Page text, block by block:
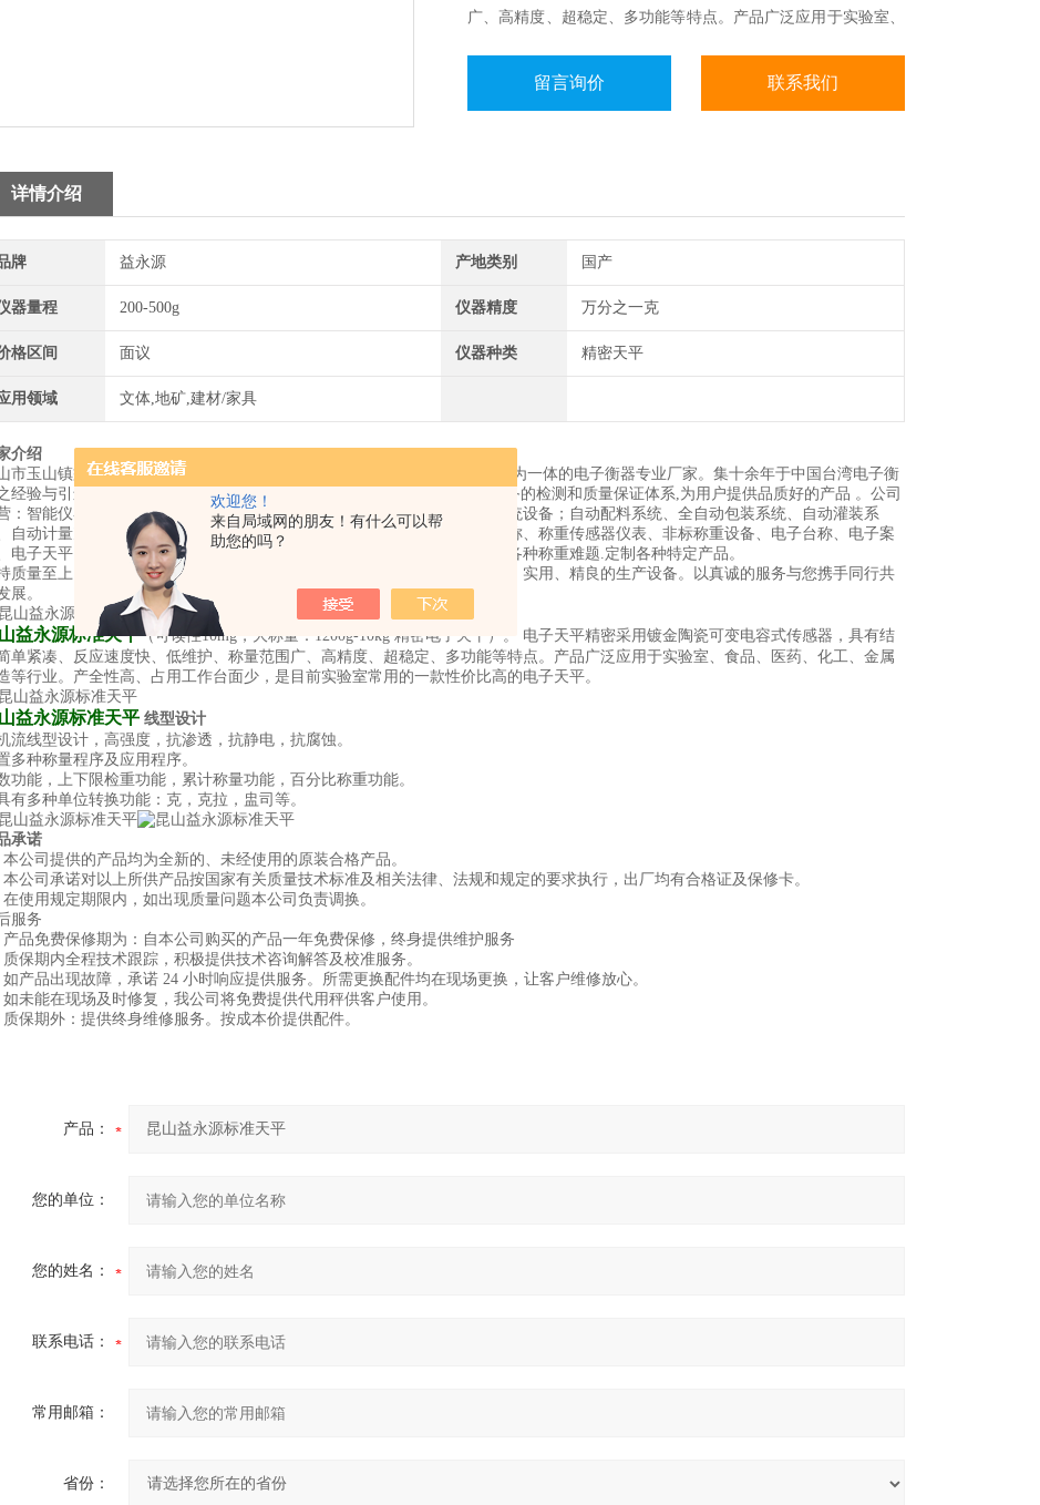
欢迎您！
来自局域网的朋友！有什么可以帮
助您的吗？
广、高精度、超稳定、多功能等特点。产品广泛应用于实验室、
少，是目前实验室常用的一款性价比高的电子天平。
留言询价 联系我们
详情介绍
牌 益永源 产地类别 国产
器量程 200-500g 仪器精度 万分之一克
格区间 面议 仪器种类 精密天平
用领域 文体,地矿,建材/家具
介绍
市玉山镇益永源电子厂成立于江苏省昆山市,是集研发、设计、生产和销售为一体的电子衡器专业厂家。集十余年于中国台湾电子衡
经验与引进国外高科技，凭借的技术,创新严谨的设计,精良的生产设备,完备的检测和质量保证体系,为用户提供品质好的产品 。公司
：智能仪器仪表、计量器具、防爆设备、实验室设备、自动化工业控制系统设备；自动配料系统、全自动包装系统、自动灌装系
自动计量充绒机；防爆称重产品、电子汽车衡、平台秤、地上衡、电子吊称、称重传感器仪表、非标称重设备、电子台称、电子案
电子天平以及相关的实验室分析仪器等；还擅长为客户解决生产过程中的各种称重难题.定制各种特定产品。
质量至上，诚信为本，以客户满意为宗旨的原则。至始都为客户提供可靠、实用、精良的生产设备。以真诚的服务与您携手同行共
展。
益永源标准天平（可读性10mg，大称量：1200g-10kg 精密电子天平）。 电子天平精密采用镀金陶瓷可变电容式传感器，具有结
单紧凑、反应速度快、低维护、称量范围广、高精度、超稳定、多功能等特点。产品广泛应用于实验室、食品、医药、化工、金属
等行业。产全性高、占用工作台面少，是目前实验室常用的一款性价比高的电子天平。
益永源标准天平 线型设计
流线型设计，高强度，抗渗透，抗静电，抗腐蚀。
多种称量程序及应用程序。
功能，上下限检重功能，累计称量功能，百分比称重功能。
有多种单位转换功能：克，克拉，盅司等。
承诺
本公司提供的产品均为全新的、未经使用的原装合格产品。
本公司承诺对以上所供产品按国家有关质量技术标准及相关法律、法规和规定的要求执行，出厂均有合格证及保修卡。
在使用规定期限内，如出现质量问题本公司负责调换。
服务
产品免费保修期为：自本公司购买的产品一年免费保修，终身提供维护服务
质保期内全程技术跟踪，积极提供技术咨询解答及校准服务。
如产品出现故障，承诺 24 小时响应提供服务。所需更换配件均在现场更换，让客户维修放心。
如未能在现场及时修复，我公司将免费提供代用秤供客户使用。
质保期外：提供终身维修服务。按成本价提供配件。
产品：
您的单位：
您的姓名：
联系电话：
常用邮箱：
省份：